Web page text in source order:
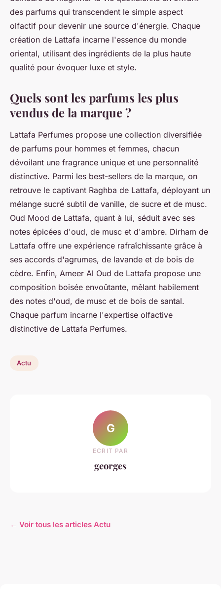
des parfums qui transcendent le simple aspect
olfactif pour devenir une source d'énergie. Chaque
création de Lattafa incarne l'essence du monde
oriental, utilisant des ingrédients de la plus haute
qualité pour évoquer luxe et style.
Quels sont les parfums les plus
vendus de la marque ?
Lattafa Perfumes propose une collection diversifiée
de parfums pour hommes et femmes, chacun
dévoilant une fragrance unique et une personnalité
distinctive. Parmi les best-sellers de la marque, on
retrouve le captivant Raghba de Lattafa, déployant un
mélange sucré subtil de vanille, de sucre et de musc.
Oud Mood de Lattafa, quant à lui, séduit avec ses
notes épicées d'oud, de musc et d'ambre. Dirham de
Lattafa offre une expérience rafraîchissante grâce à
ses accords d'agrumes, de lavande et de bois de
cèdre. Enfin, Ameer Al Oud de Lattafa propose une
composition boisée envoûtante, mêlant habilement
des notes d'oud, de musc et de bois de santal.
Chaque parfum incarne l'expertise olfactive
distinctive de Lattafa Perfumes.
Actu
G
ECRIT PAR
georges
← Voir tous les articles Actu